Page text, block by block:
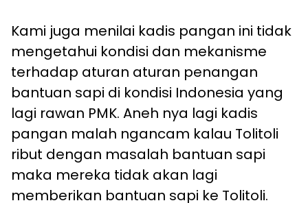
Kami juga menilai kadis pangan ini tidak
mengetahui kondisi dan mekanisme
terhadap aturan aturan penangan
bantuan sapi di kondisi Indonesia yang
lagi rawan PMK. Aneh nya lagi kadis
pangan malah ngancam kalau Tolitoli
ribut dengan masalah bantuan sapi
maka mereka tidak akan lagi
memberikan bantuan sapi ke Tolitoli.